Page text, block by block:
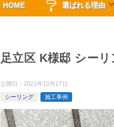
HOME 選ばれる理由
足立区 K様邸 シー
公開日： 2021年10月17日
シーリング
施工事例